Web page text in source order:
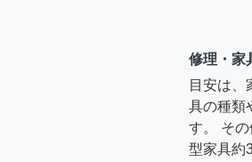
修理・家
目安は、
具の種類
す。 そ
型家具約